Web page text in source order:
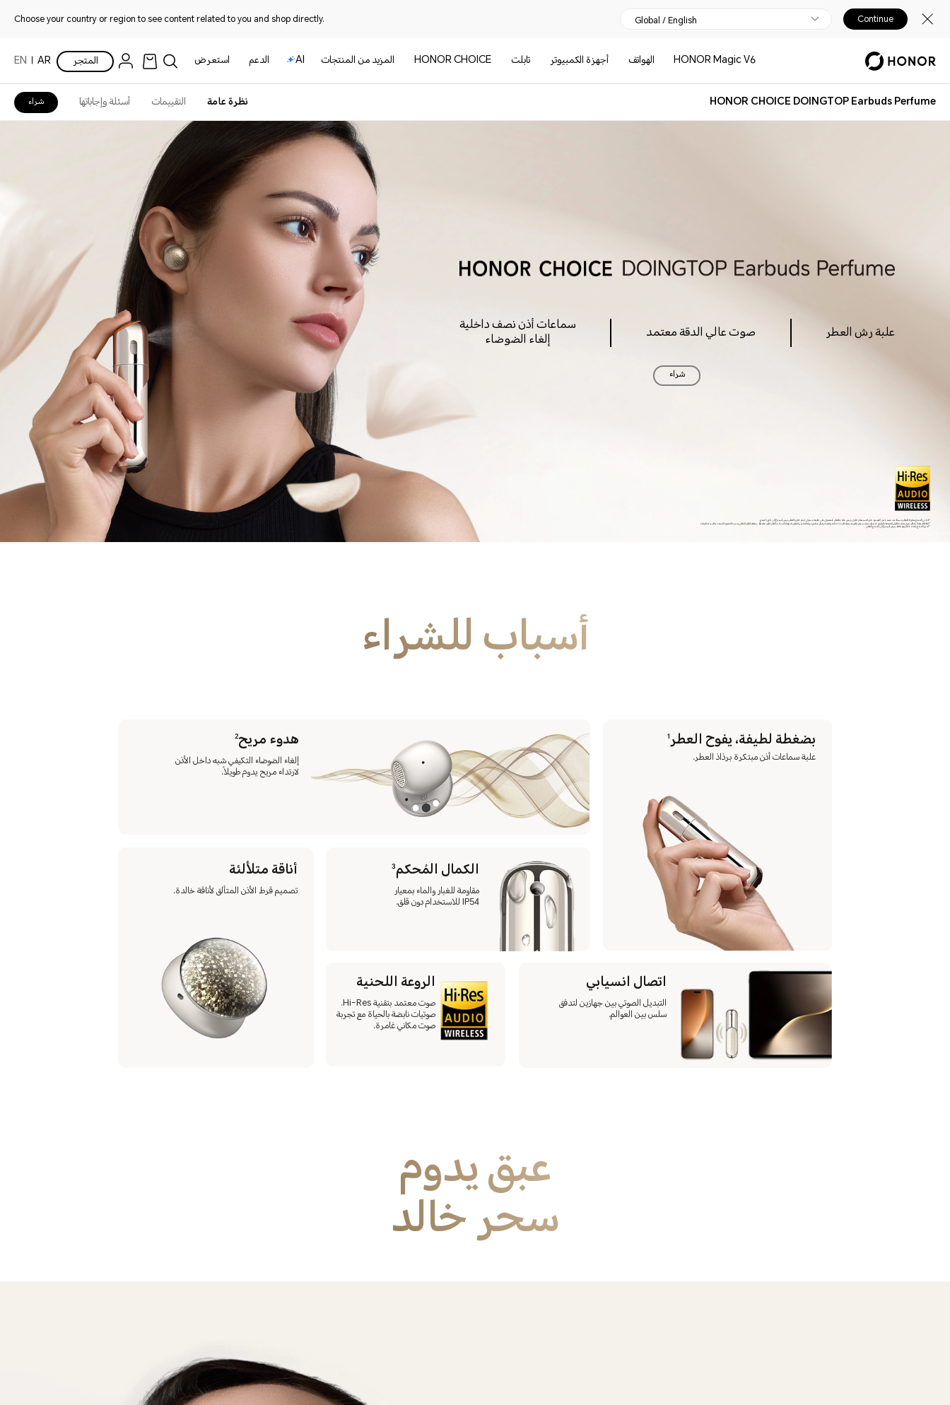
Choose your country or region to see content related to you and shop directly. Global / English Continue
HONOR Magic V6 الهواتف أجهزة الكمبيوتر تابلت HONOR CHOICE المزيد من المنتجات AI الدعم استعرض المتجر AR
EN
HONOR CHOICE DOINGTOP Earbuds Perfume نظرة عامة التقييمات أسئلة وإجاباتها شراء
علبة رش العطر صوت عالي الدقة معتمد سماعات أذن نصف داخلية
إلغاء الضوضاء
شراء
* لا يأتي المنتج مملوءًا بالعطر مسبقًا عند شحنه من المصنع. قبل الاستخدام الأول، يُرجى ملؤه بالعطر. للحصول على تعليمات حول كيفية ملء العطر، يُرجى الرجوع إلى دليل المنتج.
* إلغاء الضوضاء بشكل مريح يمكنه تقليل الضوضاء الخارجية بشكل مناسب. يتم تقليل ضوضاء الترددات المنخفضة بشكل أساسي، بينما لا يكون لتقليل ضوضاء الترددات العالية تأثير ملحوظ. يختلف التأثير الفعلي حسب المشهد المحدد وظروف الارتداء.
* صور المنتج مقدمة كمرجع فقط، يرجى الرجوع إلى المنتج الفعلي.
أسباب للشراء
بضغطة لطيفة، يفوح العطر1
علبة سماعات أذن مبتكرة برذاذ العطر.
هدوء مريح2
إلغاء الضوضاء التكيفي شبه داخل الأذن
لارتداء مريح يدوم طويلاً.
الكمال المُحكم3
مقاومة للغبار والماء بمعيار
IP54 للاستخدام دون قلق.
أناقة متلألئة
تصميم قرط الأذن المتألق لأناقة خالدة.
اتصال انسيابي
التبديل الصوتي بين جهازين لتدفق
سلس بين العوالم.
الروعة اللحنية
صوت معتمد بتقنية Hi-Res،
صوتيات نابضة بالحياة مع تجربة
صوت مكاني غامرة.
عبق يدوم
سحر خالد